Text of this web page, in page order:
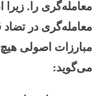
معامله‌گری را.
معامله‌گری در تضاد
مبارزات اصولی
می‌گوید: